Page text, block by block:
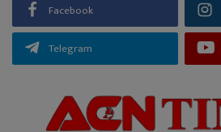
Facebook
Telegram